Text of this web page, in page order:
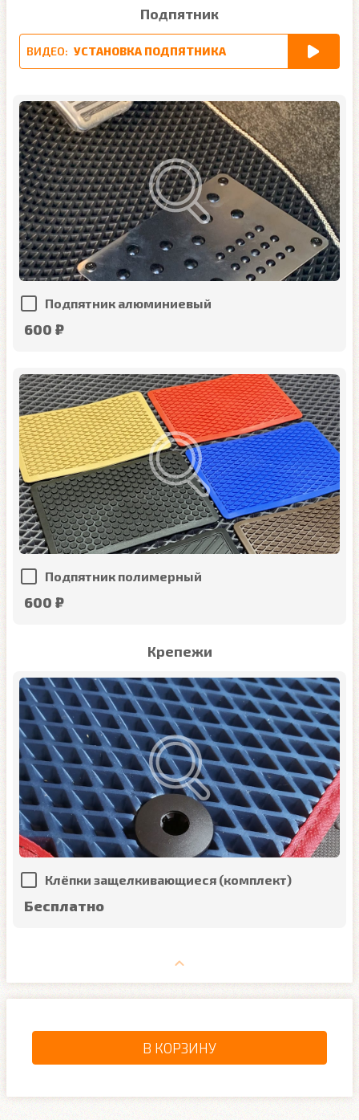
Подпятник
ВИДЕО: УСТАНОВКА ПОДПЯТНИКА
Подпятник алюминиевый
600 ₽
Подпятник полимерный
600 ₽
Крепежи
Клёпки защелкивающиеся (комплект)
Бесплатно
В КОРЗИНУ